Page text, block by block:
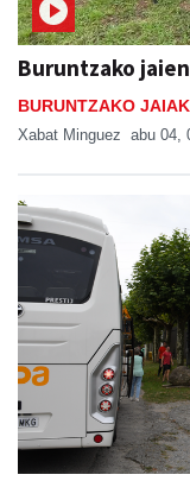
Buruntzako
BURUNTZAKO
Xabat Minguez abu 04,